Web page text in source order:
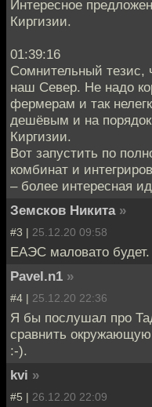
Интересное
Киргизии.
01:39:16
Сомнительный тезис,
наш Север. Не надо
фермерам и так
дешёвым и на
Киргизии.
Вот запустить по
комбинат и
– более интересная
Земсков Никита »
#3 | 25.12.20 09:58
ЕАЭС маловато
Pavel.n1 »
#4 | 25.12.20 22:36
Я бы послушал про
сравнить
:-).
kvi »
#5 | 26.12.20 22:09